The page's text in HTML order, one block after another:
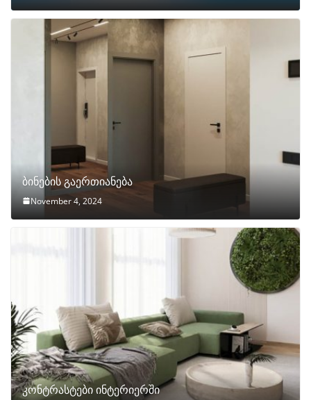
ბინების გაერთიანება
November 4, 2024
კონტრასტები ინტერიერში